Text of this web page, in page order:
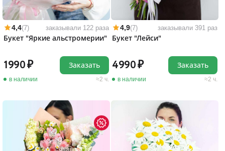
4,4(7) заказывали 122 раза
Букет "Яркие альстромерии"
1990
в наличии 2 ч.
Заказать
4,9(7) заказывали 391 раз
Букет "Лейси"
4990
в наличии 2 ч.
Заказать